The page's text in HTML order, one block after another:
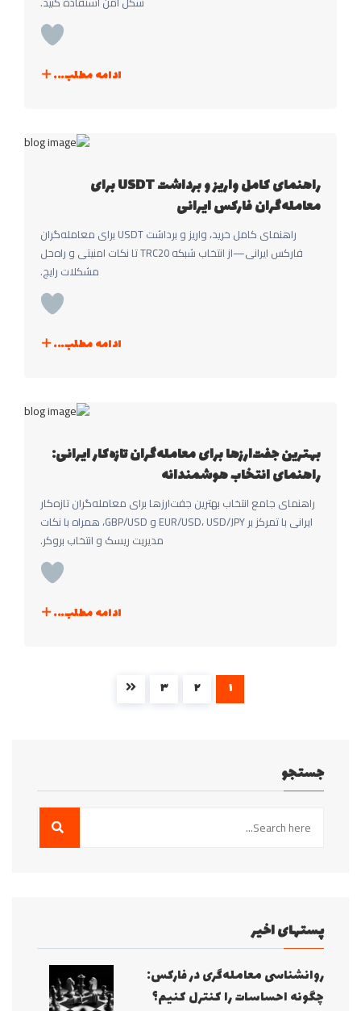
ادامه مطلب...
راهنمای کامل واریز و برداشت USDT برای
معامله‌گران فارکس ایرانی
راهنمای کامل خرید، واریز و برداشت USDT برای معامله‌گران
فارکس ایرانی—از انتخاب شبکه TRC20 تا نکات امنیتی و راه‌حل
مشکلات رایج.
ادامه مطلب...
بهترین جفت‌ارزها برای معامله‌گران تازه‌کار ایرانی:
راهنمای انتخاب هوشمندانه
راهنمای جامع انتخاب بهترین جفت‌ارزها برای معامله‌گران تازه‌کار
ایرانی با تمرکز بر EUR/USD، USD/JPY و GBP/USD، همراه با نکات
مدیریت ریسک و انتخاب بروکر.
ادامه مطلب...
۱ ۲ ۳
جستجو
پستهای اخیر
روانشناسی معامله‌گری در فارکس:
چگونه احساسات را کنترل کنیم؟